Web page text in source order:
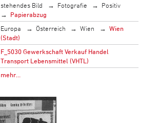
stehendes Bild Fotografie
Positiv
Papierabzug
Europa Österreich Wien
Wien
(Stadt)
F_5030 Gewerkschaft Verkauf Handel
Transport Lebensmittel (VHTL)
mehr…